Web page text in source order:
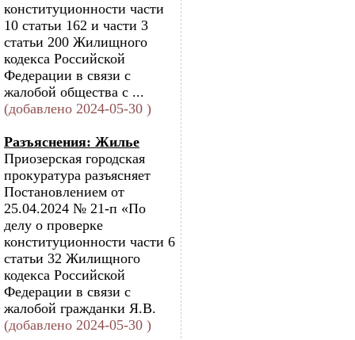
конституционности части
10 статьи 162 и части 3
статьи 200 Жилищного
кодекса Российской
Федерации в связи с
жалобой общества с ...
(добавлено 2024-05-30 )
Разъяснения: Жилье
Приозерская городская
прокуратура разъясняет
Постановлением от
25.04.2024 № 21-п «По
делу о проверке
конституционности части 6
статьи 32 Жилищного
кодекса Российской
Федерации в связи с
жалобой гражданки Я.В.
(добавлено 2024-05-30 )